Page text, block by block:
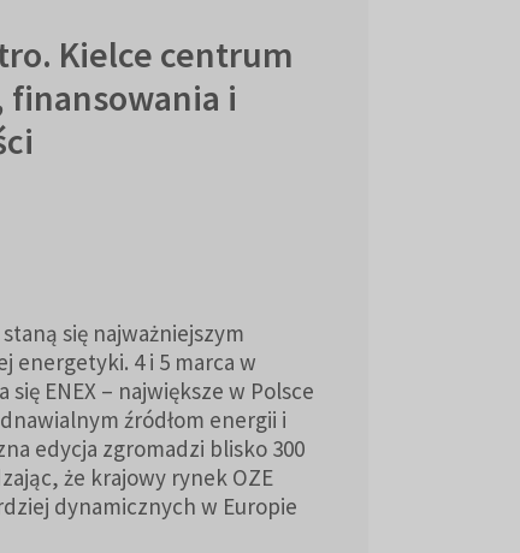
Kielce centrum
finansowania i
się najważniejszym
energetyki. 4 i 5 marca w
ENEX – największe w Polsce
źródłom energii i
edycja zgromadzi blisko 300
że krajowy rynek OZE
dynamicznych w Europie